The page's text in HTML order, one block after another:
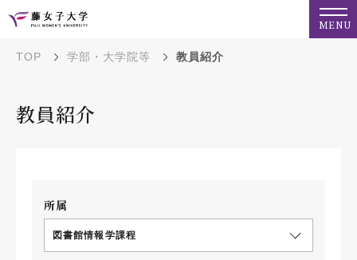
MENU
TOP 学部・大学院等 教員紹介
教員紹介
所属
図書館情報学課程